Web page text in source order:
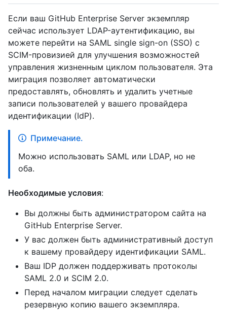
Если ваш GitHub Enterprise Server экземпляр
сейчас использует LDAP-аутентификацию, вы
можете перейти на SAML single sign-on (SSO) с
SCIM-провизией для улучшения возможностей
управления жизненным циклом пользователя. Эта
миграция позволяет автоматически
предоставлять, обновлять и удалить учетные
записи пользователей у вашего провайдера
идентификации (IdP).
Примечание.
Можно использовать SAML или LDAP, но не
оба.
Необходимые условия:
Вы должны быть администратором сайта на
GitHub Enterprise Server.
У вас должен быть административный доступ
к вашему провайдеру идентификации SAML.
Ваш IDP должен поддерживать протоколы
SAML 2.0 и SCIM 2.0.
Перед началом миграции следует сделать
резервную копию вашего экземпляра.